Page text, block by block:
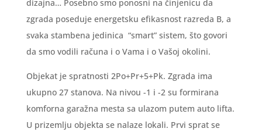
dizajna… Posebno smo ponosni na činjenicu da
zgrada poseduje energetsku efikasnost razreda B, a
svaka stambena jedinica “smart” sistem, što govori
da smo vodili računa i o Vama i o Vašoj okolini.
Objekat je spratnosti 2Po+Pr+5+Pk. Zgrada ima
ukupno 27 stanova. Na nivou -1 i -2 su formirana
komforna garažna mesta sa ulazom putem auto lifta.
U prizemlju objekta se nalaze lokali. Prvi sprat se